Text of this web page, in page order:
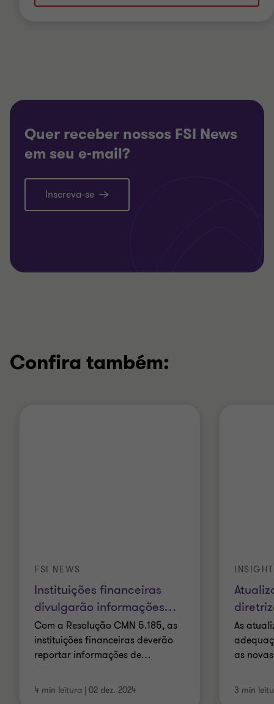
Quer receber nossos FSI News
em seu e-mail?
Inscreva-se
Confira também:
Instituições financeiras
divulgarão informações…
FSI NEWS
Com a Resolução CMN 5.185, as
instituições financeiras deverão
reportar informações de…
4 min leitura | 02 dez. 2024
As
as
3 min